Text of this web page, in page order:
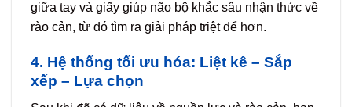
giữa tay và giấy giúp não bộ khắc sâu nhận thức về
rào cản, từ đó tìm ra giải pháp triệt để hơn.
4. Hệ thống tối ưu hóa: Liệt kê – Sắp
xếp – Lựa chọn